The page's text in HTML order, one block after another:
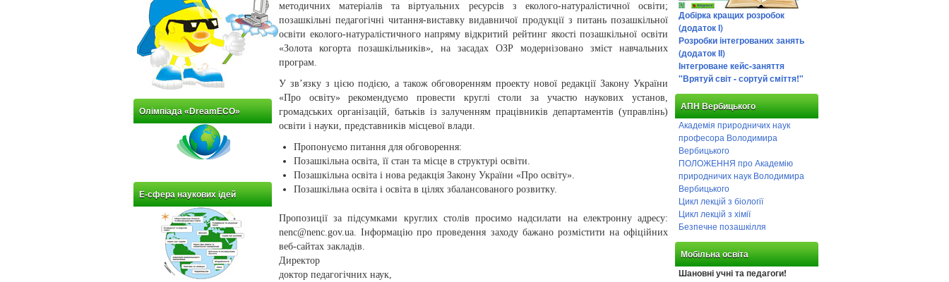
Олімпіада «DreamECO»
Е-сфера наукових ідей
методичних матеріалів та віртуальних ресурсів з еколого-натуралістичної освіти;
позашкільні педагогічні читання-виставку видавничої продукції з питань позашкільної
освіти еколого-натуралістичного напряму відкритий рейтинг якості позашкільної освіти
«Золота когорта позашкільників», на засадах ОЗР модернізовано зміст навчальних
програм.
У зв’язку з цією подією, а також обговоренням проекту нової редакції Закону України
«Про освіту» рекомендуємо провести круглі столи за участю наукових установ,
громадських організацій, батьків із залученням працівників департаментів (управлінь)
освіти і науки, представників місцевої влади.
Пропонуємо питання для обговорення:
Позашкільна освіта, її стан та місце в структурі освіти.
Позашкільна освіта і нова редакція Закону України «Про освіту».
Позашкільна освіта і освіта в цілях збалансованого розвитку.
Пропозиції за підсумками круглих столів просимо надсилати на електронну адресу:
nenc@nenc.gov.ua. Інформацію про проведення заходу бажано розмістити на офіційних
веб-сайтах закладів.
Директор
доктор педагогічних наук,
Добірка кращих розробок
(додаток І)
Розробки інтегрованих занять
(додаток ІІ)
Інтегроване кейс-заняття
"Врятуй світ - сортуй сміття!"
АПН Вербицького
Академія природничих наук
професора Володимира
Вербицького
ПОЛОЖЕННЯ про Академію
природничих наук Володимира
Вербицького
Цикл лекцій з біології
Цикл лекцій з хімії
Безпечне позашкілля
Мобільна освіта
Шановні учні та педагоги!